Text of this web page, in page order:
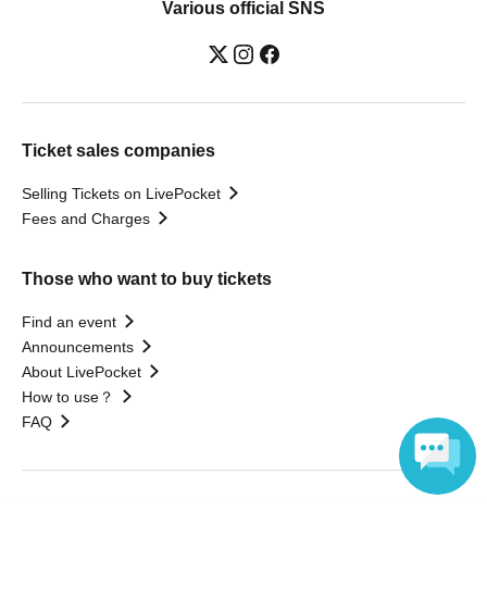
Various official SNS
Ticket sales companies
Selling Tickets on LivePocket
Fees and Charges
Those who want to buy tickets
Find an event
Announcements
About LivePocket
How to use？
FAQ